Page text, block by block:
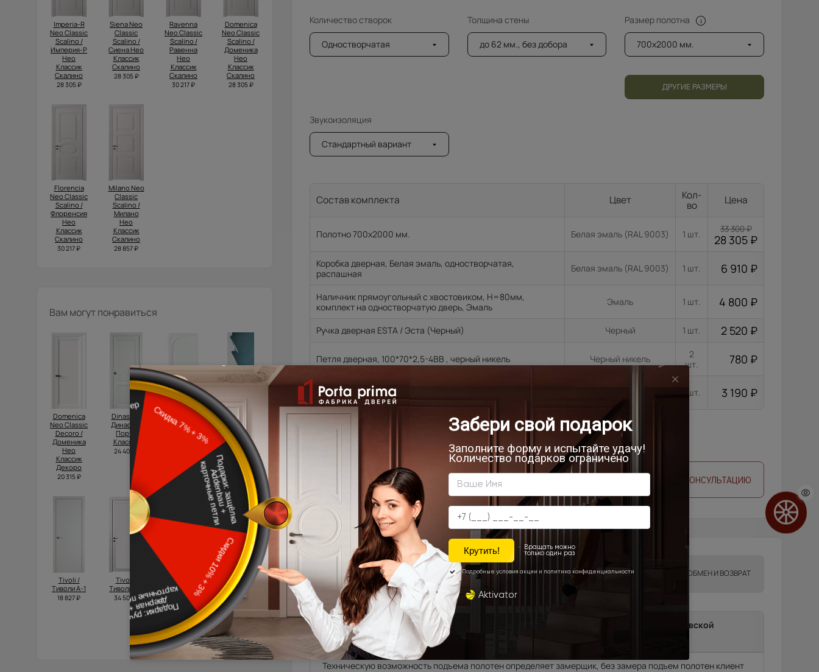
Imperia-R
Neo Classic
Scalino /
Империя-Р
Нео
Классик
Скалино
28 305 ₽
Siena Neo
Classic
Scalino /
Сиена Нео
Классик
Скалино
28 305 ₽
Ravenna
Neo Classic
Scalino /
Равенна
Нео
Классик
Скалино
30 217 ₽
Domenica
Neo Classic
Scalino /
Доменика
Нео
Классик
Скалино
28 305 ₽
Florencia
Neo Classic
Scalino /
Флоренсия
Нео
Классик
Скалино
30 217 ₽
Milano Neo
Classic
Scalino /
Милано
Нео
Классик
Скалино
28 857 ₽
Вам могут понравиться
Domenica
Neo Classic
Decoro /
Доменика
Нео
Классик
Декоро
20 315 ₽
Dinastia /
Династия
Порта
Классик
24 400 ₽
Luna / Луна
33 750 ₽
Tivoli /
Тиволи А-1
17 935 ₽
Tivoli /
Тиволи А-1
18 827 ₽
Tivoli /
Тиволи З-1
34 500 ₽
Domenica /
Доменика
Порта
Классик
39 500 ₽
Domenica
Neo Classic
Scalino /
Доменика
Классик
28 305 ₽
Количество створок
Одностворчатая
Толщина стены
до 62 мм., без добора
Размер полотна
700x2000 мм.
ДРУГИЕ РАЗМЕРЫ
Звукоизоляция
Стандартный вариант
Состав комплекта Цвет
Кол-
во
Цена
Полотно 700x2000 мм. Белая эмаль (RAL 9003) 1 шт. 33 300₽
28 305 ₽
Коробка дверная, Белая эмаль, одностворчатая,
распашная
Белая эмаль (RAL 9003) 1 шт. 6 910 ₽
Наличник прямоугольный с хвостовиком, H=80мм,
комплект на одностворчатую дверь, Эмаль
Эмаль 1 шт. 4 800 ₽
Ручка дверная ESTA / Эста (Черный) Черный 1 шт. 2 520 ₽
Петля дверная, 100*70*2,5-4ВВ , черный никель Черный никель
2
шт.
780 ₽
Защелка с пластиковым язычком, магнитная AGB, LM CL
BL, черный. В комплекте с дверью.
1 шт. 3 190 ₽
Цена за комплект:
В КОРЗИНУ ЗАПРОСИТЬ КОНСУЛЬТАЦИЮ
ДОСТАВКА УСТАНОВКА ОПЛАТА ГАРАНТИИ ОБМЕН И ВОЗВРАТ
Доставка продукции со склада Компании Porta prima до подъезда в г.Москва, Московской
области, г.Санкт-Петербург, Ленинградской области.
Техническую возможность подъема полотен определяет замерщик, без замера подъем полотен клиент